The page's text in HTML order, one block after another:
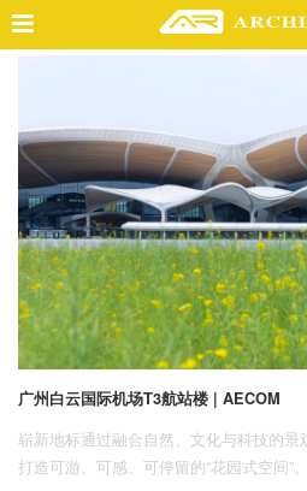
建 筑
景 观
室 内
视 频
头条资讯
业 界
机 构
人 物
地 产
快速搜索
广州白云国际机场T3航站楼 | AECOM
崭新地标通过融合自然、文化与科技的景
打造可游、可感、可停留的“花园式空间”。